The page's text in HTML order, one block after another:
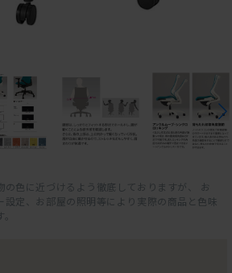
の色に近づけるよう徹底しておりますが、 お
設定、お部屋の照明等により実際の商品と色味